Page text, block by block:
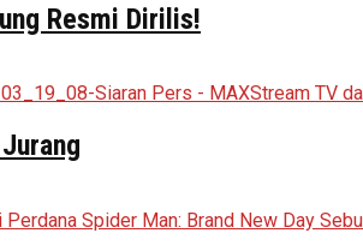
Resmi Dirilis!